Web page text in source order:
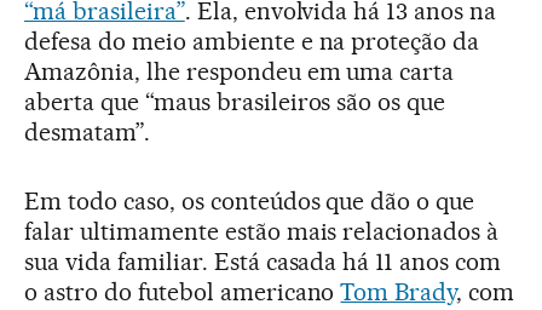
“má brasileira”. Ela, envolvida há 13 anos na
defesa do meio ambiente e na proteção da
Amazônia, lhe respondeu em uma carta
aberta que “maus brasileiros são os que
desmatam”.
Em todo caso, os conteúdos que dão o que
falar ultimamente estão mais relacionados à
sua vida familiar. Está casada há 11 anos com
o astro do futebol americanoTom Brady, com